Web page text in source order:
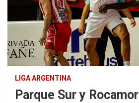
LIGA ARGENTINA
Parque Sur y